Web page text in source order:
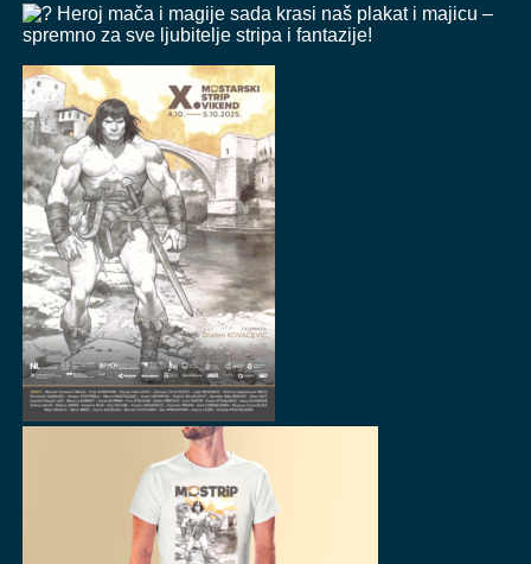
Heroj mača i magije sada krasi naš plakat i majicu –
spremno za sve ljubitelje stripa i fantazije!